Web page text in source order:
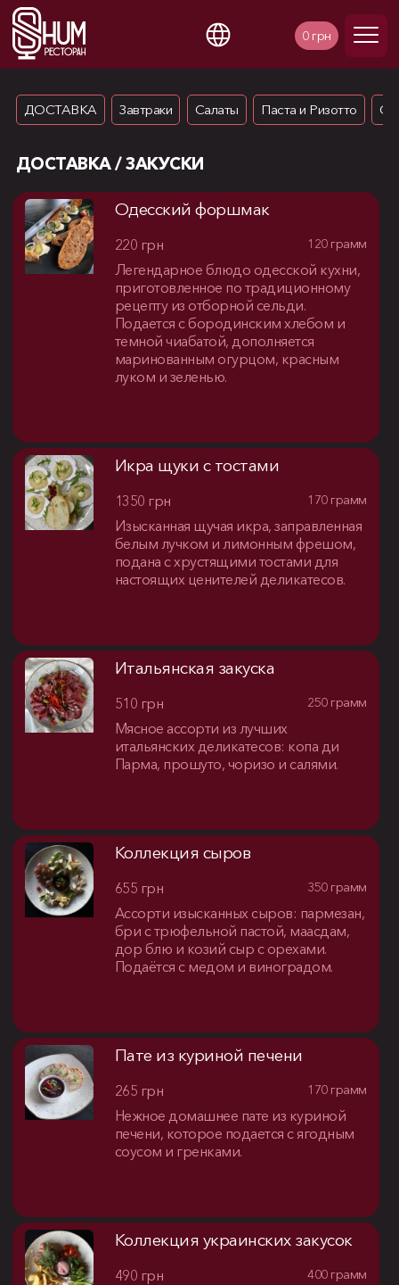
Skip
main
content
0 грн
Українська
Русский
ДОСТАВКА Завтраки Салаты Паста и Ризотто
ДОСТАВКА / ЗАКУСКИ
Одесский форшмак
220 грн 120 грамм
Легендарное блюдо одесской кухни,
приготовленное по традиционному
рецепту из отборной сельди.
Подается с бородинским хлебом и
темной чиабатой, дополняется
маринованным огурцом, красным
луком и зеленью.
Икра щуки с тостами
1350 грн 170 грамм
Изысканная щучая икра, заправленная
белым лучком и лимонным фрешом,
подана с хрустящими тостами для
настоящих ценителей деликатесов.
Итальянская закуска
510 грн 250 грамм
Мясное ассорти из лучших
итальянских деликатесов: копа ди
Парма, прошуто, чоризо и салями.
Коллекция сыров
655 грн 350 грамм
Ассорти изысканных сыров: пармезан,
бри с трюфельной пастой, маасдам,
дор блю и козий сыр с орехами.
Подаётся с медом и виноградом.
Пате из куриной печени
265 грн 170 грамм
Нежное домашнее пате из куриной
печени, которое подается с ягодным
соусом и гренками.
Коллекция украинских закусок
490 грн 400 грамм